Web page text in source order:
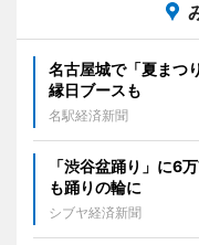
名古屋城で「夏まつ
縁日ブースも
名駅経済新聞
「渋谷盆踊り」に
も踊りの輪に
シブヤ経済新聞